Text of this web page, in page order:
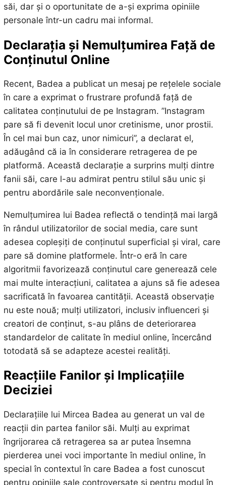
săi, dar și o oportunitate de a-și exprima opiniile
personale într-un cadru mai informal.
Declarația și Nemulțumirea Față de
Conținutul Online
Recent, Badea a publicat un mesaj pe rețelele sociale
în care a exprimat o frustrare profundă față de
calitatea conținutului de pe Instagram. ”Instagram
pare să fi devenit locul unor cretinisme, unor prostii.
În cel mai bun caz, unor nimicuri”, a declarat el,
adăugând că ia în considerare retragerea de pe
platformă. Această declarație a surprins mulți dintre
fanii săi, care l-au admirat pentru stilul său unic și
pentru abordările sale neconvenționale.
Nemulțumirea lui Badea reflectă o tendință mai largă
în rândul utilizatorilor de social media, care sunt
adesea copleșiți de conținutul superficial și viral, care
pare să domine platformele. Într-o eră în care
algoritmii favorizează conținutul care generează cele
mai multe interacțiuni, calitatea a ajuns să fie adesea
sacrificată în favoarea cantității. Această observație
nu este nouă; mulți utilizatori, inclusiv influenceri și
creatori de conținut, s-au plâns de deteriorarea
standardelor de calitate în mediul online, încercând
totodată să se adapteze acestei realități.
Reacțiile Fanilor și Implicațiile
Deciziei
Declarațiile lui Mircea Badea au generat un val de
reacții din partea fanilor săi. Mulți au exprimat
îngrijorarea că retragerea sa ar putea însemna
pierderea unei voci importante în mediul online, în
special în contextul în care Badea a fost cunoscut
pentru opiniile sale controversate și pentru modul în